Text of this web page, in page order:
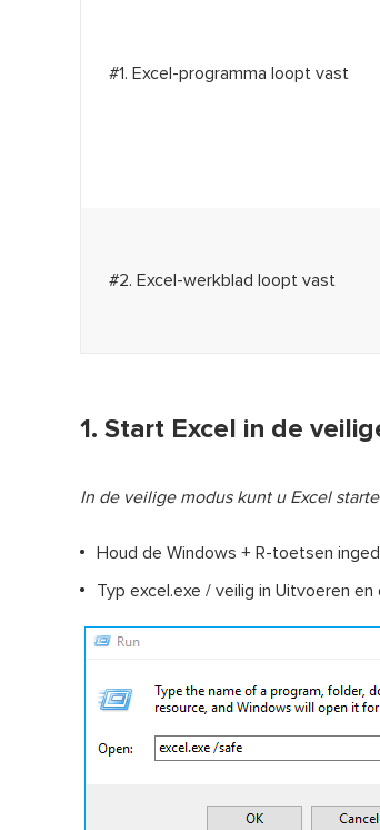
#1. Excel-programma loopt vast
#2. Excel-werkblad loopt vast
1. Start Excel in de
In de veilige modus kunt u Excel
Houd de Windows + R-toetsen
Typ excel.exe / veilig in Uitvoeren en